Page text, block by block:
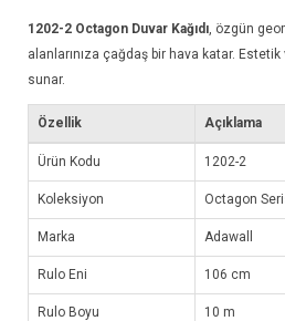
1202-2 Octagon Duvar Kağıdı , özgün
alanlarınıza çağdaş bir hava katar.
sunar.
Özellik Açıklama
Ürün Kodu 1202-2
Koleksiyon Octagon
Marka Adawall
Rulo Eni 106 cm
Rulo Boyu 10 m